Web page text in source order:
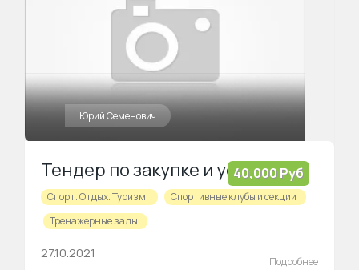
Юрий Семенович
40,000 Руб
Тендер по закупке и установке тренажеров
Спорт. Отдых. Туризм.
Спортивные клубы и секции
Тренажерные залы
27.10.2021
Подробнее